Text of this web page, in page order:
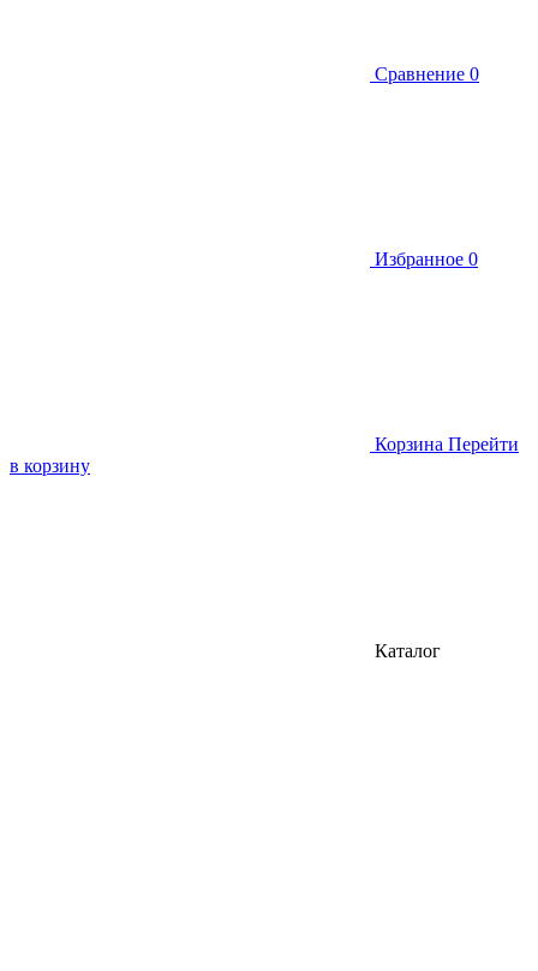
Сравнение 0
Избранное 0
Корзина Перейти
в корзину
Каталог